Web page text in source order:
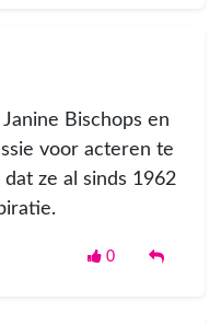
Bischops en
voor acteren te
ze al sinds 1962
0